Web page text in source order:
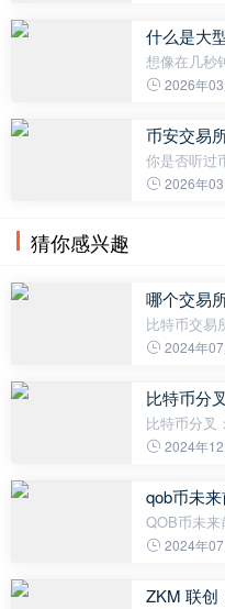
主网上线日
什么是大
想像在几秒
闻头条，并
Grok，它们
2026年
币安交易
你是否听过
全吗？」而
2026年
猜你感兴趣
哪个交易
比特币交易
需要通过比
易价格进行
2024年
比特币分
比特币分叉
特币分叉？
单来说，
2024年
qob币未
QOB币未
似于比特币
心化数字货
2024年
ZKM 联创